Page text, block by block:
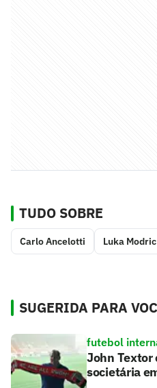
TUDO SOBRE
Carlo Ancelotti Luka Modric
SUGERIDA PARA
futebol
John Textor
societária